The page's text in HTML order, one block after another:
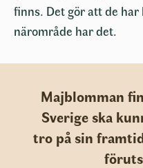
finns. Det gör att de
närområde har det.
Majblomman
Sverige ska
tro på sin